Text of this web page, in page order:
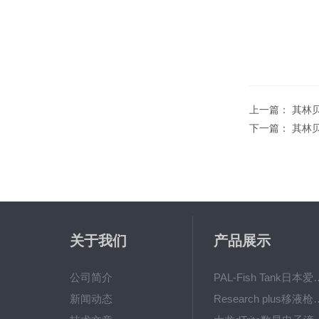
上一篇： 其林
下一篇： 其林
关于我们
公司简介
新闻动态
产品展示
PAL-Fish Tank
Research plus